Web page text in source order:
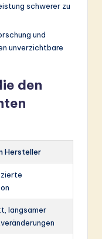
schwerer zu
und
unverzichtbare
den
Hersteller
langsamer